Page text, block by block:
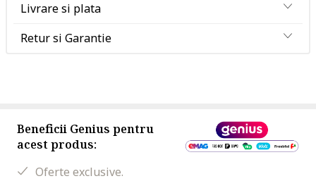
Livrare si plata
Retur si Garantie
Beneficii Genius pentru
acest produs:
Oferte exclusive.